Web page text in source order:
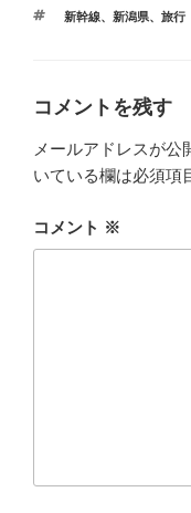
ゴ
タ
新幹線、 新潟県、 旅行
コメントを残す
メールアドレスが公
いている欄は必須項
コメント ※